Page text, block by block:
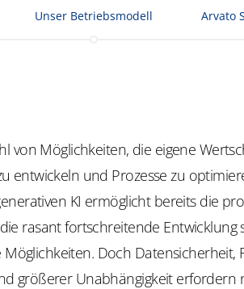
Unser Betriebsmodell Arvato
von Möglichkeiten, die eigene
entwickeln und Prozesse zu
KI ermöglicht bereits die
rasant fortschreitende Entwicklung
Doch Datensicherheit,
größerer Unabhängigkeit erfordern